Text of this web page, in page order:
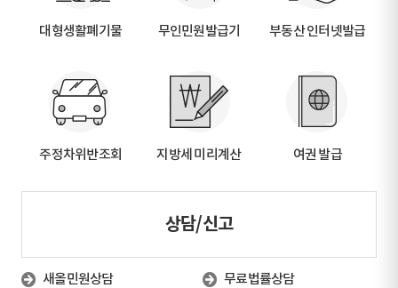
대형생활폐기물 무인민원발급기 부동산 인터넷발급
주정차위반조회 지방세 미리계산 여권 발급
상담/신고
새올민원상담 무료법률상담